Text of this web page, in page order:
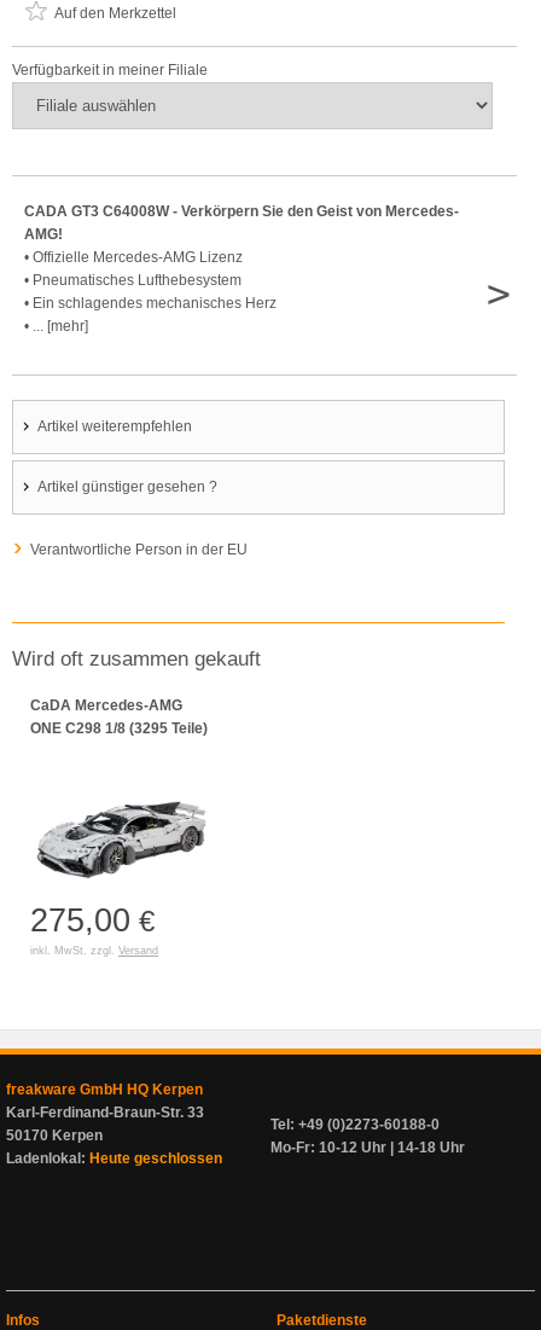
Auf den Merkzettel
Verfügbarkeit in meiner Filiale
CADA GT3 C64008W - Verkörpern Sie den Geist von Mercedes-
AMG!
• Offizielle Mercedes-AMG Lizenz
• Pneumatisches Lufthebesystem
• Ein schlagendes mechanisches Herz
• ... [mehr]
>
Artikel weiterempfehlen
Artikel günstiger gesehen ?
Verantwortliche Person in der EU
Wird oft zusammen gekauft
CaDA Mercedes-AMG
ONE C298 1/8 (3295 Teile)
275,00 €
inkl. MwSt. zzgl. Versand
freakware GmbH HQ Kerpen
Karl-Ferdinand-Braun-Str. 33
50170 Kerpen
Ladenlokal: Heute geschlossen
Tel: +49 (0)2273-60188-0
Mo-Fr: 10-12 Uhr | 14-18 Uhr
Infos
Paketdienste